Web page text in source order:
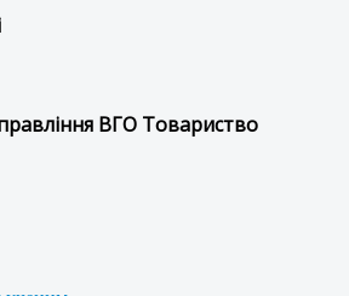
правління ВГО Товариство